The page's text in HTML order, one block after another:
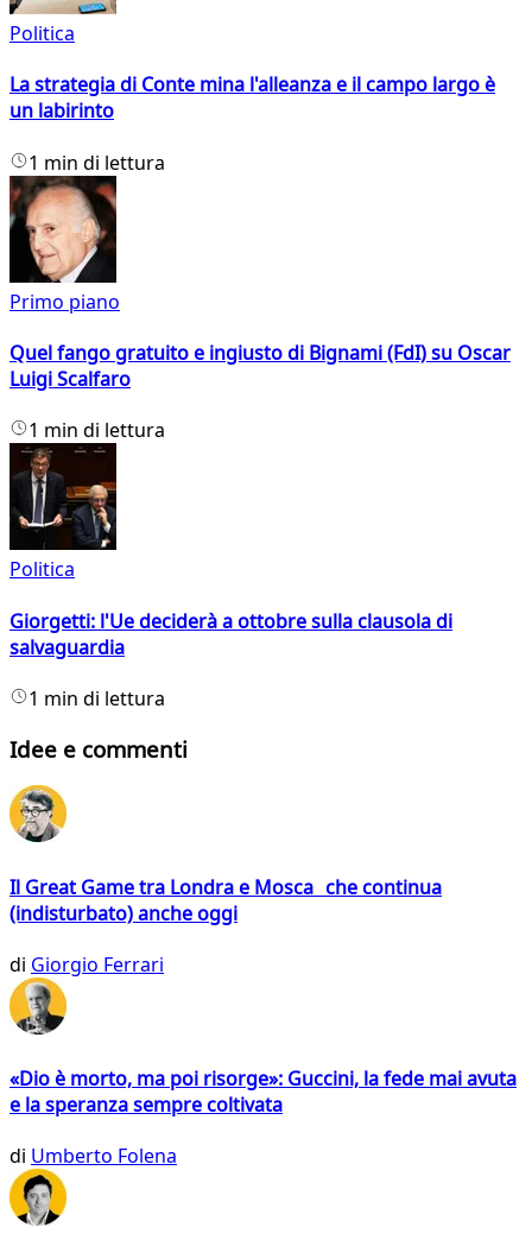
Politica
La strategia di Conte mina l'alleanza e il campo largo è
un labirinto
1 min di lettura
Primo piano
Quel fango gratuito e ingiusto di Bignami (FdI) su Oscar
Luigi Scalfaro
1 min di lettura
Politica
Giorgetti: l'Ue deciderà a ottobre sulla clausola di
salvaguardia
1 min di lettura
Idee e commenti
Il Great Game tra Londra e Mosca che continua
(indisturbato) anche oggi
di Giorgio Ferrari
«Dio è morto, ma poi risorge»: Guccini, la fede mai avuta
e la speranza sempre coltivata
di Umberto Folena